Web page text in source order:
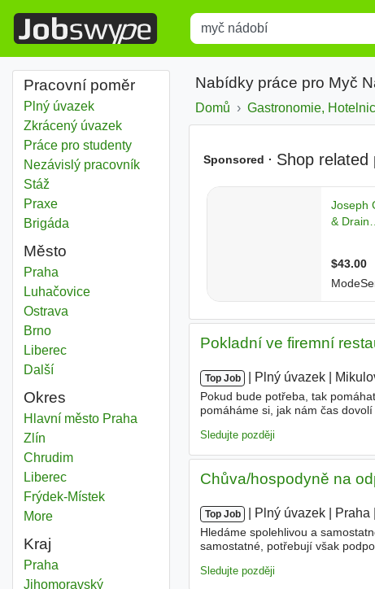
Title
Pracovní poměr
Plný úvazek
Zkrácený úvazek
Práce pro studenty
Nezávislý pracovník
Stáž
Praxe
Brigáda
Město
Myč nádobí
Praha
Myč nádobí
Luhačovice
Myč nádobí
Ostrava
Myč nádobí
Brno
Myč nádobí
Liberec
Dalšíměsta
Okres
Myč nádobí
Hlavní město Praha
Myč nádobí
Zlín
Myč nádobí
ChrudimOkres
Myč nádobí
LiberecOkres
Myč nádobí
Frýdek-MístekOkres
Moredistricts
Kraj
Myč nádobí
Praha
Myč nádobí
JihomoravskýKraj
Nabídky práce pro Myč
Domů Gastronomie,
Pokladní ve firemní
Top Job Plný úvazek
Pokud bude potřeba, tak
pomáháme si, jak nám čas
Sledujte později
Chůva/hospodyně na
Top Job Plný úvazek Praha
Hledáme spolehlivou a
samostatné, potřebují však
Sledujte později